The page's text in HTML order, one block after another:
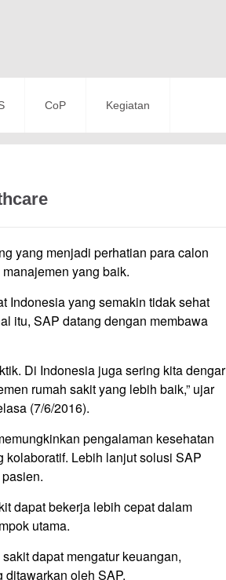
CoP Kegiatan
yang menjadi perhatian para calon
yang baik.
Indonesia yang semakin tidak sehat
itu, SAP datang dengan membawa
Di Indonesia juga sering kita dengar
rumah sakit yang lebih baik,” ujar
(7/6/2016).
pengalaman kesehatan
Lebih lanjut solusi SAP
dapat bekerja lebih cepat dalam
utama.
dapat mengatur keuangan,
oleh SAP.